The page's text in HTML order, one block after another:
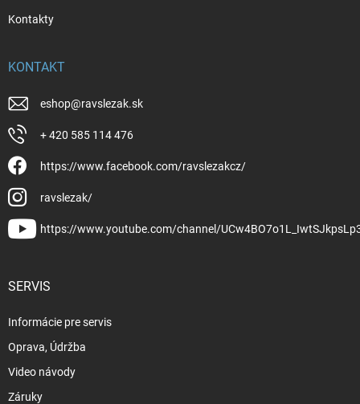
Kontakty
KONTAKT
eshop@ravslezak.sk
+ 420 585 114 476
https://www.facebook.com/ravslezakcz/
ravslezak/
https://www.youtube.com/channel/
SERVIS
Informácie pre servis
Oprava, Údržba
Video návody
Záruky